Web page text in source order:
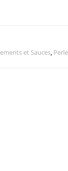
et Sauces,